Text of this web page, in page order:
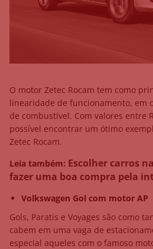
O motor Zetec Rocam tem como
linearidade de funcionamento, em
de combustível. Com valores entre
possível encontrar um ótimo
Zetec Rocam.
Leia também: Escolher carros
fazer uma boa compra pela
Volkswagen Gol com motor AP
Gols, Paratis e Voyages são como
cabem em uma vaga de
especial aqueles com o famoso